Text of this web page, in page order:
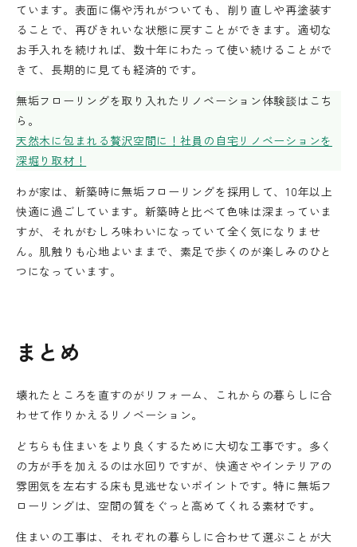
ています。表面に傷や汚れがついても、削り直しや再塗装す
ることで、再びきれいな状態に戻すことができます。適切な
お手入れを続ければ、数十年にわたって使い続けることがで
きて、長期的に見ても経済的です。
無垢フローリングを取り入れたリノベーション体験談はこち
ら。
天然木に包まれる贅沢空間に！社員の自宅リノベーションを
深堀り取材！
わが家は、新築時に無垢フローリングを採用して、10年以上
快適に過ごしています。新築時と比べて色味は深まっていま
すが、それがむしろ味わいになっていて全く気になりませ
ん。肌触りも心地よいままで、素足で歩くのが楽しみのひと
つになっています。
まとめ
壊れたところを直すのがリフォーム、これからの暮らしに合
わせて作りかえるリノベーション。
どちらも住まいをより良くするために大切な工事です。多く
の方が手を加えるのは水回りですが、快適さやインテリアの
雰囲気を左右する床も見逃せないポイントです。特に無垢フ
ローリングは、空間の質をぐっと高めてくれる素材です。
住まいの工事は、それぞれの暮らしに合わせて選ぶことが大